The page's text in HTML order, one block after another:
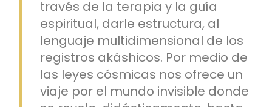
través de la terapia y la guía
espiritual, darle estructura, al
lenguaje multidimensional de los
registros akáshicos. Por medio de
las leyes cósmicas nos ofrece un
viaje por el mundo invisible donde